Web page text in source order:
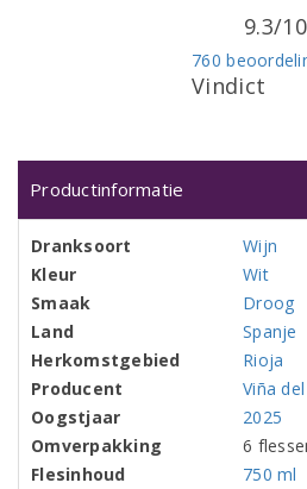
Vindict
760
9.3/10
Productinformatie
Dranksoort
Wijn
Kleur
Wit
Smaak
Droog
Land
Spanje
Herkomstgebied
Rioja
Producent
Viña
Oogstjaar
2025
Omverpakking
6
Flesinhoud
750 ml